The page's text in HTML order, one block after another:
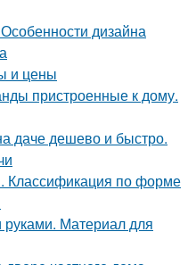
дизайна
и цены
пристроенные к дому.
даче дешево и быстро.
по форме
руками. Материал для